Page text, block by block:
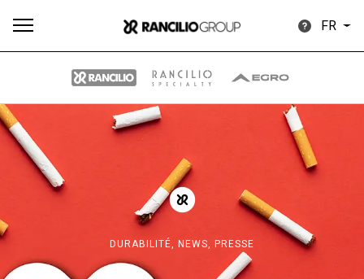
FR
DURABILITÉ, NEWS, PRESSE
Toutes Nouvelles Télécharger